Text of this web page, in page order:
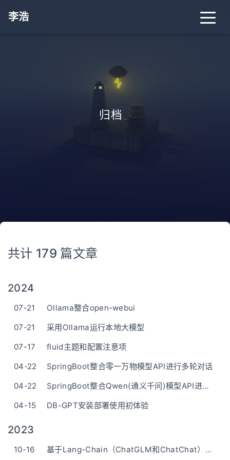
李浩
归档 _
共计 179 篇文章
2024
07-21
Ollama整合open-webui
07-21
采用Ollama运行本地大模型
07-17
fluid主题和配置注意项
04-22
SpringBoot整合零一万物模型API进行多轮对话
04-22
SpringBoot整合Qwen(通义千问)模型API进行多轮对话
04-15
DB-GPT安装部署使用初体验
2023
10-16 基于Lang-Chain（ChatGLM和ChatChat）知识库大语言模型的部署搭建